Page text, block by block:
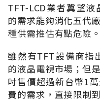
TFT-LCD業者冀望
的需求能夠消化五代
種供需推估有點危險。
雖然有TFT設備商指
的液晶電視市場；但
吋售價超過新台幣1
費的需求，直接限制